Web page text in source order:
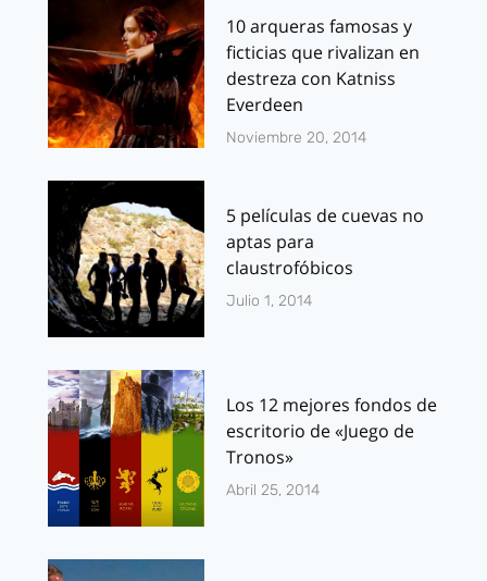
10 arqueras famosas y
ficticias que rivalizan en
destreza con Katniss
Everdeen
Noviembre 20, 2014
5 películas de cuevas no
aptas para
claustrofóbicos
Julio 1, 2014
Los 12 mejores fondos de
escritorio de «Juego de
Tronos»
Abril 25, 2014